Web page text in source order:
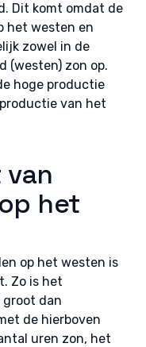
Dit komt omdat de
het westen en
zowel in de
(westen) zon op.
hoge productie
van het
het
op het westen is
Zo is het
groot dan
de hierboven
uren zon, het